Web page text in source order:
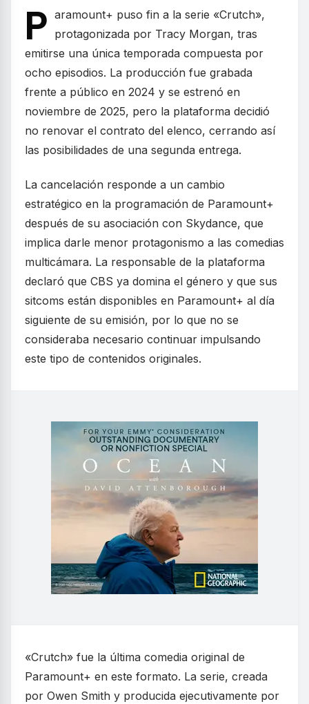
P aramount+ puso fin a la serie «Crutch»,
protagonizada por Tracy Morgan, tras
emitirse una única temporada compuesta por
ocho episodios. La producción fue grabada
frente a público en 2024 y se estrenó en
noviembre de 2025, pero la plataforma decidió
no renovar el contrato del elenco, cerrando así
las posibilidades de una segunda entrega.
La cancelación responde a un cambio
estratégico en la programación de Paramount+
después de su asociación con Skydance, que
implica darle menor protagonismo a las comedias
multicámara. La responsable de la plataforma
declaró que CBS ya domina el género y que sus
sitcoms están disponibles en Paramount+ al día
siguiente de su emisión, por lo que no se
consideraba necesario continuar impulsando
este tipo de contenidos originales.
«Crutch» fue la última comedia original de
Paramount+ en este formato. La serie, creada
por Owen Smith y producida ejecutivamente por